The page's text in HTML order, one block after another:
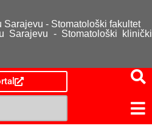
Sarajevu - Stomatološki fakultet
Sarajevu - Stomatološki klinički